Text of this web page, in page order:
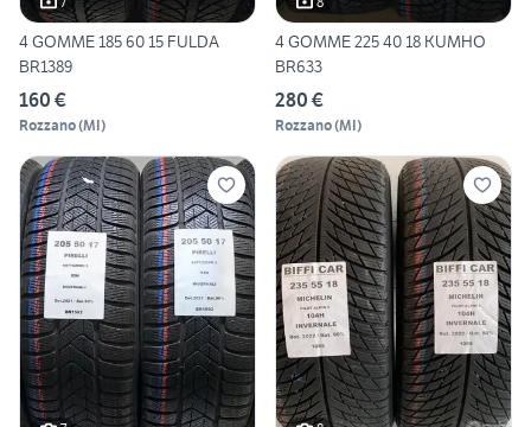
4 GOMME 185 60 15 FULDA
BR1389
160 €
Rozzano(MI)
4 GOMME 225 40 18 KUMHO
BR633
280 €
Rozzano(MI)